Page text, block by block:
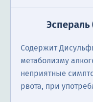
Эспераль
Содержит
метаболизму
неприятные
рвота, при